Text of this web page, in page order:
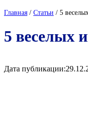
Главная / Cтатьи / 5
5 веселых
Дата публикации: